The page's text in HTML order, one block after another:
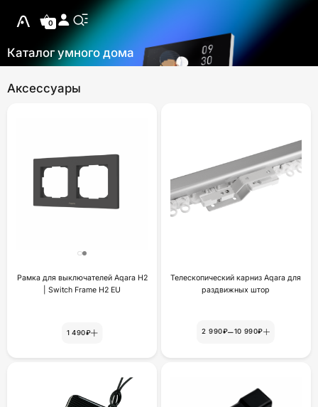
0
Каталог умного дома
Аксессуары
Рамка для выключателей Aqara H2
| Switch Frame H2 EU
1 490₽
Телескопический карниз Aqara для
раздвижных штор
2 990₽–10 990₽